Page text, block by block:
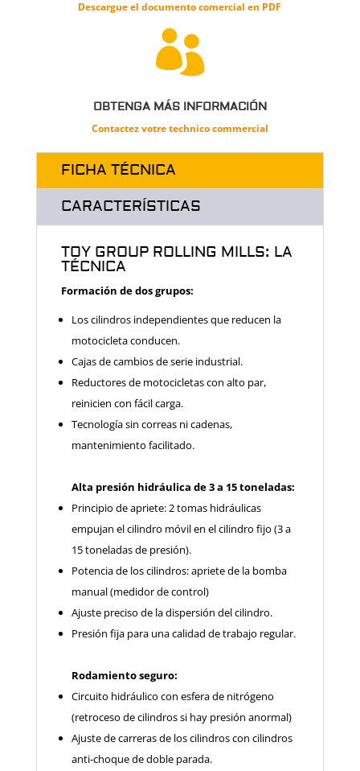
Descargue el documentocomercial en PDF

OBTENGA MÁS INFORMACIÓN
Contactez votre technico commercial
FICHA TÉCNICA
CARACTERÍSTICAS
TOY GROUP ROLLING MILLS: LA
TÉCNICA
Formación de dos grupos:
Los cilindros independientes que reducen la
motocicleta conducen.
Cajas de cambios de serie industrial.
Reductores de motocicletas con alto par,
reinicien con fácil carga.
Tecnología sin correas ni cadenas,
mantenimiento facilitado.
Alta presión hidráulica de 3 a 15 toneladas:
Principio de apriete: 2 tomas hidráulicas
empujan el cilindro móvilen el cilindro fijo (3 a
15 toneladas de presión).
Potencia de los cilindros: apriete de la bomba
manual (medidor de control)
Ajuste preciso de la dispersión del cilindro.
Presión fija para una calidad de trabajo regular.
Rodamiento seguro:
Circuito hidráulico con esfera de nitrógeno
(retroceso de cilindros si hay presión anormal)
Ajuste de carreras de los cilindros con cilindros
anti-choque de doble parada.